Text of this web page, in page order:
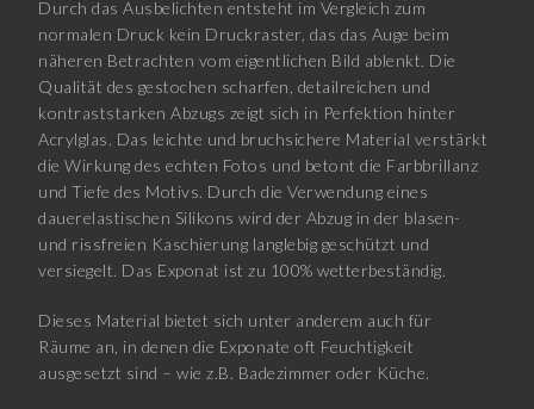
Durch das Ausbelichten entsteht im Vergleich zum
normalen Druck kein Druckraster, das das Auge beim
näheren Betrachten vom eigentlichen Bild ablenkt. Die
Qualität des gestochen scharfen, detailreichen und
kontraststarken Abzugs zeigt sich in Perfektion hinter
Acrylglas. Das leichte und bruchsichere Material verstärkt
die Wirkung des echten Fotos und betont die Farbbrillanz
und Tiefe des Motivs. Durch die Verwendung eines
dauerelastischen Silikons wird der Abzug in der blasen-
und rissfreien Kaschierung langlebig geschützt und
versiegelt. Das Exponat ist zu 100% wetterbeständig.
Dieses Material bietet sich unter anderem auch für
Räume an, in denen die Exponate oft Feuchtigkeit
ausgesetzt sind – wie z.B. Badezimmer oder Küche.